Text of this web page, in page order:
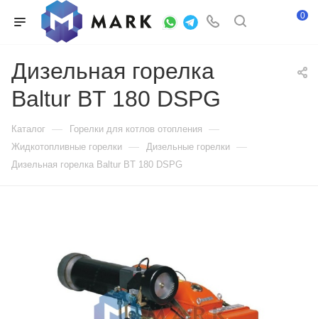
0
Дизельная горелка
Baltur BT 180 DSPG
Каталог — Горелки для котлов отопления —
Жидкотопливные горелки — Дизельные горелки —
Дизельная горелка Baltur BT 180 DSPG